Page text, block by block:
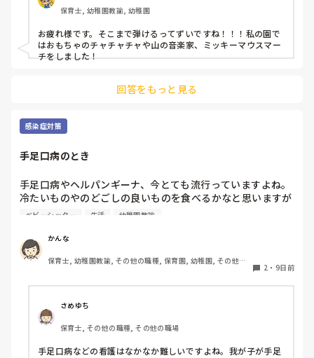
て役割の回す頻度を考えてもいいと思います。
卒はサブでリーダーの動きを学んでもらうとか。
そしたら次、リーダーやってみようか、ってやって、最後は雑
をやって。
楽しいクラス、つくってこ〜♪
保育士, 幼稚園教諭, 幼稚園
お疲れ様です。そこまで弾けるってずいですね！！！私の園で
はおもちゃのチャチャチャや山の音楽家、ミッキーマウスマー
チをしました！
回答をもっと見る
感染症対策
手足口病のとき
手足口病やヘルパンギーナ、今とても流行っていますよね。
冷たいものやのどごしの良いものを食べるかなと思いますが
口内が痛くて食べられない子に、この商品が食べやすかっ
何かありましたら教えてください！
ベビーシッター 生活 幼稚園教諭
かんな
保育士, 幼稚園教諭, その他の職種, 保育園, 幼稚園, その他の
2 ・ 9日前
さめゆち
保育士, その他の職種, その他の職場
手足口病などの看護はなかなか難しいですよね。我が子が手足